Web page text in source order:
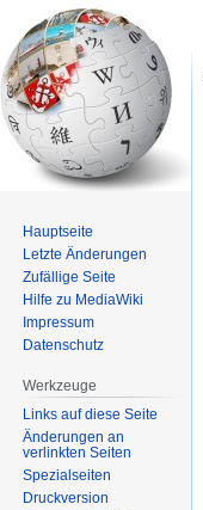
Hauptseite
Letzte Änderungen
Zufällige Seite
Hilfe zu MediaWiki
Impressum
Datenschutz
Werkzeuge
Links auf diese Seite
Änderungen an
verlinkten Seiten
Spezialseiten
Druckversion